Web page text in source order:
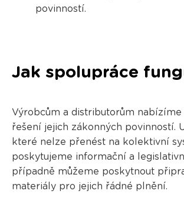
povinností.
Jak spolupráce
Výrobcům a distributorům
řešení jejich zákonných povinností.
které nelze přenést na kolektivní
poskytujeme informační a
případně můžeme poskytnout
materiály pro jejich řádné plnění.